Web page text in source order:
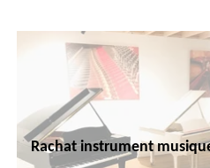
Rachat instrument